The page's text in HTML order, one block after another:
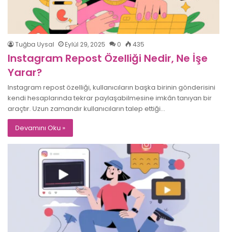
Tuğba Uysal Eylül 29, 2025 0 435
Instagram Repost Özelliği Nedir, Ne İşe
Yarar?
Instagram repost özelliği, kullanıcıların başka birinin gönderisini
kendi hesaplarında tekrar paylaşabilmesine imkân tanıyan bir
araçtır. Uzun zamandır kullanıcıların talep ettiği…
Devamını Oku »